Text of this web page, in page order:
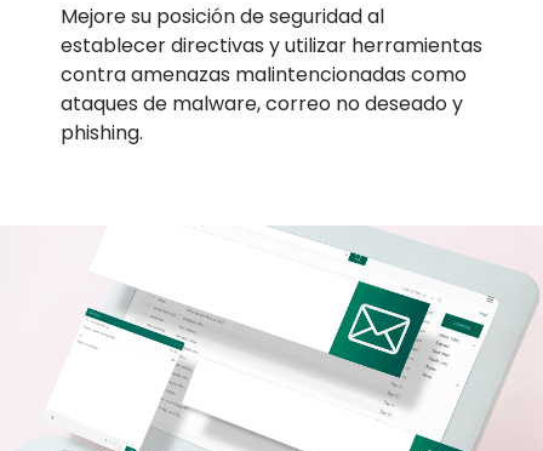
Mejore su posición de seguridad al
establecer directivas y utilizar herramientas
contra amenazas malintencionadas como
ataques de malware, correo no deseado y
phishing.